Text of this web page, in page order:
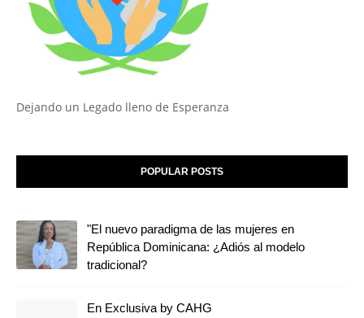
Dejando un Legado lleno de Esperanza
POPULAR POSTS
"El nuevo paradigma de las mujeres en
República Dominicana: ¿Adiós al modelo
tradicional?
En Exclusiva by CAHG